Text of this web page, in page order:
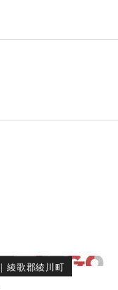
｜綾歌郡綾川町